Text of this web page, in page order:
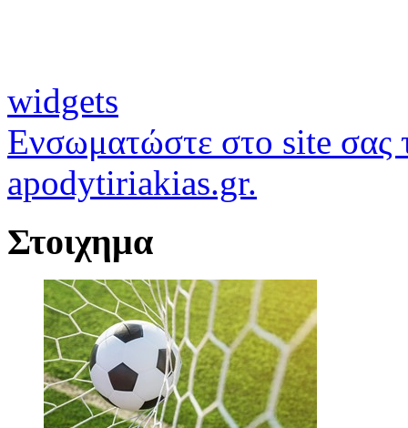
widgets
Ενσωματώστε στο site σας
apodytiriakias.gr.
Στοιχημα